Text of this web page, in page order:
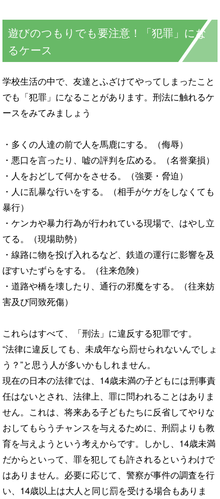
遊びのつもりでも要注意！「犯罪」にな
るケース
学校生活の中で、友達とふざけてやってしまったこと
でも「犯罪」になることがあります。刑法に触れるケ
ースをみてみましょう
・多くの人達の前で人を馬鹿にする。（侮辱）
・悪口を言ったり、嘘の評判を広める。（名誉棄損）
・人をおどして何かをさせる。（強要・脅迫）
・人に乱暴な行いをする。（相手がケガをしなくても
暴行）
・ケンカや暴力行為が行われている現場で、はやし立
てる。（現場助勢）
・線路に物を投げ入れるなど、鉄道の運行に影響を及
ぼすいたずらをする。（往来危険）
・道路や橋を壊したり、通行の邪魔をする。（往来妨
害及び同致死傷）
これらはすべて、「刑法」に違反する犯罪です。
“法律に違反しても、未成年なら罰せられないんでしょ
う？”と思う人が多いかもしれません。
現在の日本の法律では、14歳未満の子どもには刑事責
任はないとされ、法律上、罪に問われることはありま
せん。これは、将来ある子どもたちに反省してやりな
おしてもらうチャンスを与えるために、刑罰よりも教
育を与えようという考えからです。しかし、14歳未満
だからといって、罪を犯しても許されるというわけで
はありません。必要に応じて、警察が事件の調査を行
い、14歳以上は大人と同じ罰を受ける場合もありま